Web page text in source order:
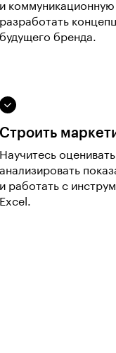
и
разработать
будущего бренда.
Строить
Научитесь
анализировать
и работать с
Excel.